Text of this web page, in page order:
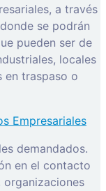
a través
se podrán
pueden ser de
locales
en traspaso o
Empresariales
demandados.
en el contacto
organizaciones